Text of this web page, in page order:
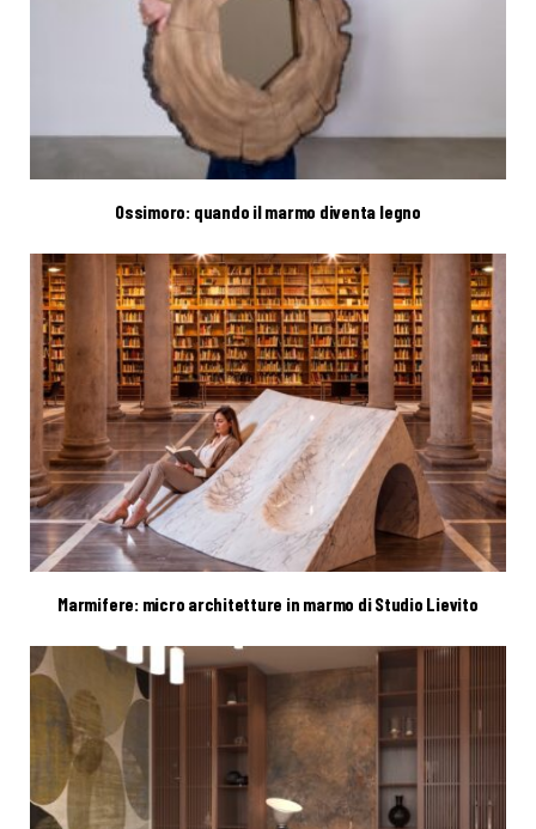
Ossimoro: quando il marmo diventa legno
Marmifere: micro architetture in marmo di Studio Lievito